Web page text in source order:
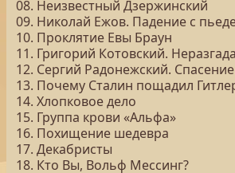
08. Неизвестный Дзержинский
09. Николай Ежов. Падение с
10. Проклятие Евы Браун
11. Григорий Котовский.
12. Сергий Радонежский.
13. Почему Сталин пощадил
14. Хлопковое дело
15. Группа крови «Альфа»
16. Похищение шедевра
17. Декабристы
18. Кто Вы, Вольф Мессинг?